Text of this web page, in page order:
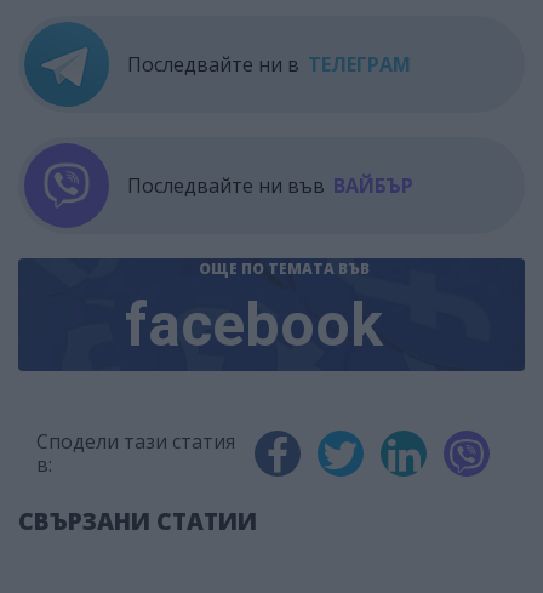
Последвайте ни в ТЕЛЕГРАМ
Последвайте ни във ВАЙБЪР
ОЩЕ ПО ТЕМАТА ВЪВ
facebook
Сподели тази статия
в:
СВЪРЗАНИ СТАТИИ